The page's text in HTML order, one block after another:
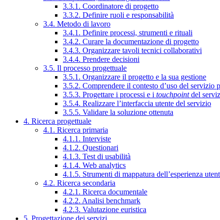
3.3.1. Coordinatore di progetto
3.3.2. Definire ruoli e responsabilità
3.4. Metodo di lavoro
3.4.1. Definire processi, strumenti e rituali
3.4.2. Curare la documentazione di progetto
3.4.3. Organizzare tavoli tecnici collaborativi
3.4.4. Prendere decisioni
3.5. Il processo progettuale
3.5.1. Organizzare il progetto e la sua gestione
3.5.2. Comprendere il contesto d’uso del servizio
3.5.3. Progettare i processi e i touchpointdel
3.5.4. Realizzare l’interfaccia utente del servizio
3.5.5. Validare la soluzione ottenuta
4. Ricerca progettuale
4.1. Ricerca primaria
4.1.1. Interviste
4.1.2. Questionari
4.1.3. Test di usabilità
4.1.4. Web analytics
4.1.5. Strumenti di mappatura dell’esperienza
4.2. Ricerca secondaria
4.2.1. Ricerca documentale
4.2.2. Analisi benchmark
4.2.3. Valutazione euristica
5. Progettazione dei servizi